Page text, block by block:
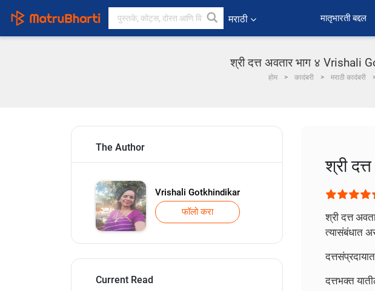
मराठी ﻿मातृभारती बद्दल
श्री दत्त अवतार भाग ४ Vrishali
होम कादंबरी मराठी कादंबरी
The Author
Vrishali Gotkhindikar
फॉलो करा
Current Read
श्री
श्री दत्त
त्यासंबंधात
दत्तभक्त